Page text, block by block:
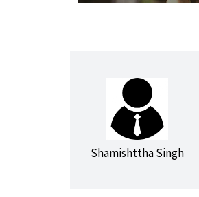
Shamishttha Singh